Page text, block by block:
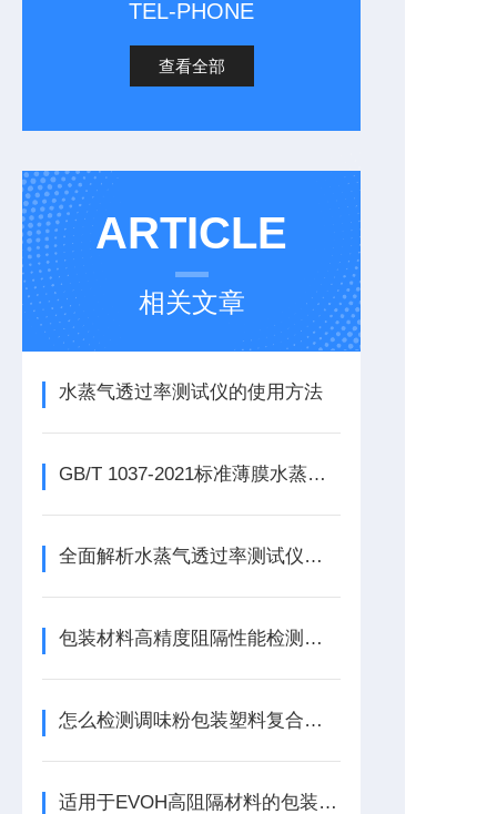
TEL-PHONE
查看全部
ARTICLE
相关文章
水蒸气透过率测试仪的使用方法
GB/T 1037-2021标准薄膜水蒸气透过率测试仪
全面解析水蒸气透过率测试仪的优点
包装材料高精度阻隔性能检测仪器应怎么选择
怎么检测调味粉包装塑料复合膜的防潮性能
适用于EVOH高阻隔材料的包装检测仪器-水蒸气透过率测试仪